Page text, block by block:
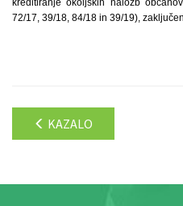
kreditiranje okoljskih naložb
72/17, 39/18, 84/18 in 39/19),
KAZALO